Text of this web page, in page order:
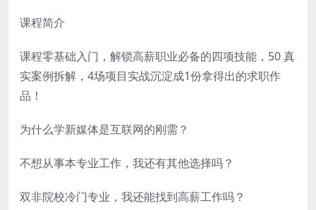
课程简介
课程零基础入门，解锁高薪职业必备的四项技能，50 真
实案例拆解，4场项目实战沉淀成1份拿得出的求职作
品！
为什么学新媒体是互联网的刚需？
不想从事本专业工作，我还有其他选择吗？
双非院校冷门专业，我还能找到高薪工作吗？